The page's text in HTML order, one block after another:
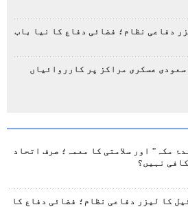
دفاعی نظام؛ فضائی دفاع کا نیا باب
سعودی عسکری مراکز پر کارروائیاں
مکہ" اور سلامتی کا معمہ؛ صرف اتحاد
نہیں؟
کا لیزر دفاعی نظام؛ فضائی دفاع کا